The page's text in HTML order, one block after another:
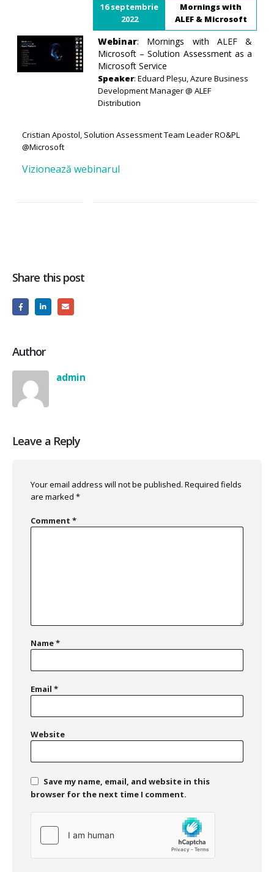
16 septembrie
2022
Mornings with
ALEF & Microsoft
Webinar: Mornings with ALEF &
Microsoft – Solution Assessment as a
Microsoft Service
Speaker: Eduard Pleșu, Azure Business
Development Manager @ ALEF
Distribution
Cristian Apostol, Solution Assessment Team Leader RO&PL
@Microsoft
Vizionează webinarul
Share this post
Author
admin
Leave a Reply
Your email address will not be published. Required fields
are marked *
Comment *
Name*
Email *
Website
Save my name, email, and website in this
browser for the next time I comment.